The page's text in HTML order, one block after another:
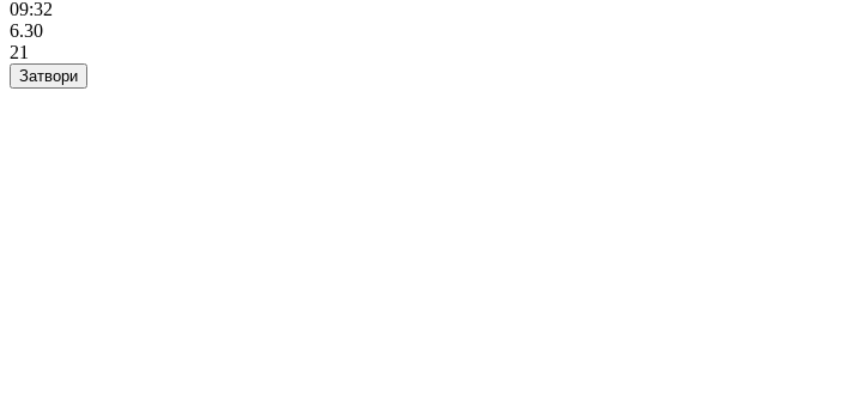
09:32
6.30
21
Затвори